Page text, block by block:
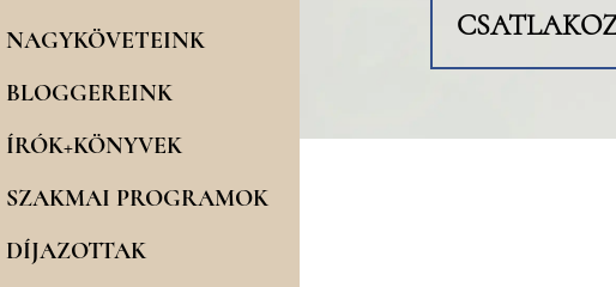
NAGYKÖVETEINK
BLOGGEREINK
ÍRÓK+KÖNYVEK
SZAKMAI PROGRAMOK
DÍJAZOTTAK